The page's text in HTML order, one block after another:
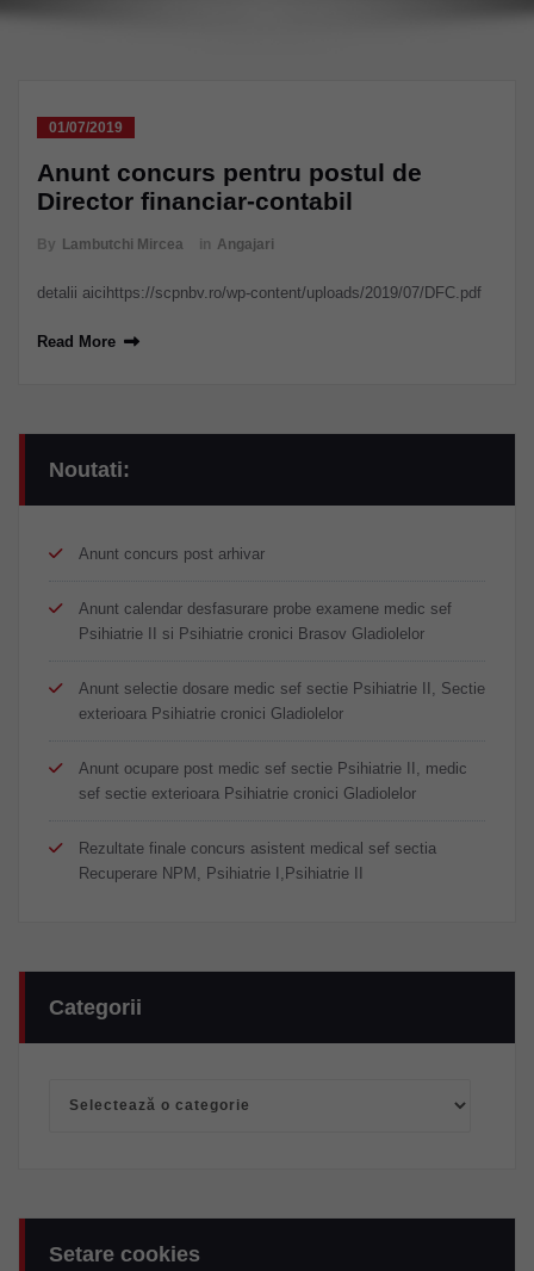
01/07/2019
Anunt concurs pentru postul de
Director financiar-contabil
By Lambutchi Mircea in Angajari
detalii aicihttps://scpnbv.ro/wp-content/uploads/2019/07/DFC.pdf
Read More
Noutati:
Anunt concurs post arhivar
Anunt calendar desfasurare probe examene medic sef
Psihiatrie II si Psihiatrie cronici Brasov Gladiolelor
Anunt selectie dosare medic sef sectie Psihiatrie II, Sectie
exterioara Psihiatrie cronici Gladiolelor
Anunt ocupare post medic sef sectie Psihiatrie II, medic
sef sectie exterioara Psihiatrie cronici Gladiolelor
Rezultate finale concurs asistent medical sef sectia
Recuperare NPM, Psihiatrie I,Psihiatrie II
Categorii
Setare cookies